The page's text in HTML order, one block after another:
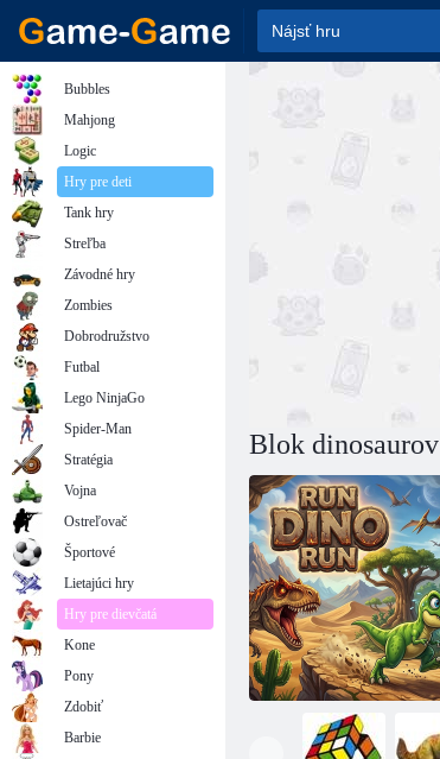
Blok dinosaurov
Bubbles
Mahjong
Logic
Hry pre deti
Tank hry
Streľba
Závodné hry
Zombies
Dobrodružstvo
Futbal
Lego NinjaGo
Spider-Man
Stratégia
Vojna
Ostreľovač
Športové
Lietajúci hry
Hry pre dievčatá
Kone
Pony
Zdobiť
Barbie